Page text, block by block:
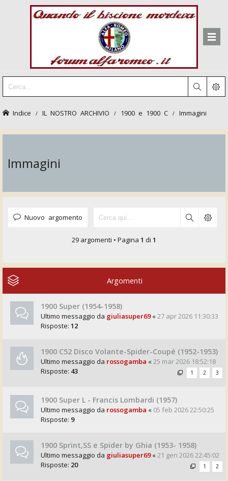
Indice IL NOSTRO ARCHIVIO 1900 e 1900 C Immagini
Immagini
Nuovo argomento
29 argomenti • Pagina 1 di 1
Argomenti
1900 Super (1954-1958)
Ultimo messaggio da giuliasuper69«27 apr 2026 11:30:33
Risposte: 12
1900 C52 Disco Volante-Spider-Coupé (1952-1953)
Ultimo messaggio da rossogamba «25 mar 2026 18:52:18
Risposte: 43 1 2 3
1900 Super L - Francis Lombardi (1957)
Ultimo messaggio da rossogamba « 05 feb 2026 22:50:25
Risposte: 9
1900 Sprint,SS e Spider by Ghia (1953- 1958)
Ultimo messaggio da giuliasuper69«21 gen 2026 22:45:02
Risposte: 20 1 2